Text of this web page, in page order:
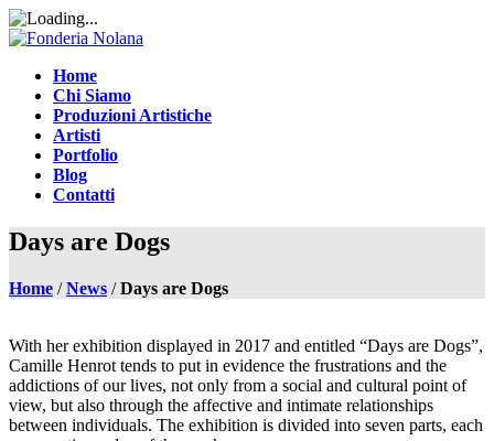
Home
Chi Siamo
Produzioni Artistiche
Artisti
Portfolio
Blog
Contatti
Days are Dogs
Home /News /Days are Dogs
With her exhibition displayed in 2017 and entitled “Days are Dogs”,
Camille Henrot tends to put in evidence the frustrations and the
addictions of our lives, not only from a social and cultural point of
view, but also through the affective and intimate relationships
between individuals. The exhibition is divided into seven parts, each